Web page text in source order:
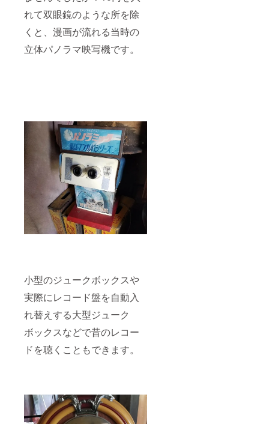
れて双眼鏡のような所を除
くと、漫画が流れる当時の
立体パノラマ映写機です。
小型のジュークボックスや
実際にレコード盤を自動入
れ替えする大型ジューク
ボックスなどで昔のレコー
ドを聴くこともできます。